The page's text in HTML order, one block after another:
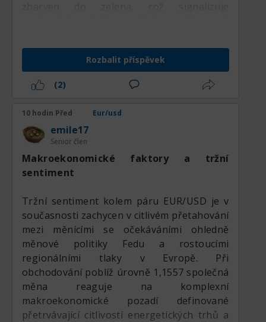
zachovává. V případě úspěšného закрепení
ceny nad úrovní 1.1566 považuji za další
potenciální cíl úroveň 1.1627. Nákupy budou
v prioritě, dokud se cena obchoduje nad
Rozbalit příspěvek
(2)
10 hodin Před Eur/usd
emile17
Senior člen
Makroekonomické faktory a tržní
sentiment
Tržní sentiment kolem páru EUR/USD je v
současnosti zachycen v citlivém přetahování
mezi měnícími se očekáváními ohledně
měnové politiky Fedu a rostoucími
regionálními tlaky v Evropě. Při
obchodování poblíž úrovně 1,1557 společná
měna reaguje na komplexní
makroekonomické pozadí definované
přetrvávající citlivostí energetických trhů a